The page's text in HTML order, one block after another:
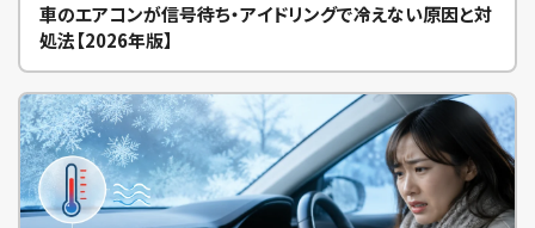
車のエアコンが信号待ち・アイドリングで冷えない原因と対
処法【2026年版】